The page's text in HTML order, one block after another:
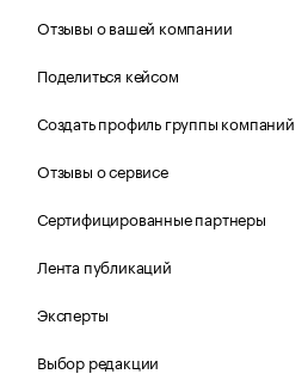
Отзывы о вашей компании
Поделиться кейсом
Создать профиль группы компаний
Отзывы о сервисе
Сертифицированные партнеры
Лента публикаций
Эксперты
Выбор редакции